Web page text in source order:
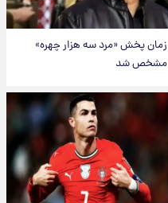
زمان پخش «مرد سه هزار چهره»
مشخص شد